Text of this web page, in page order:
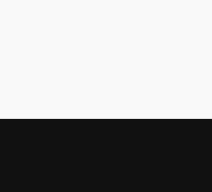
bewohnen und sanieren,